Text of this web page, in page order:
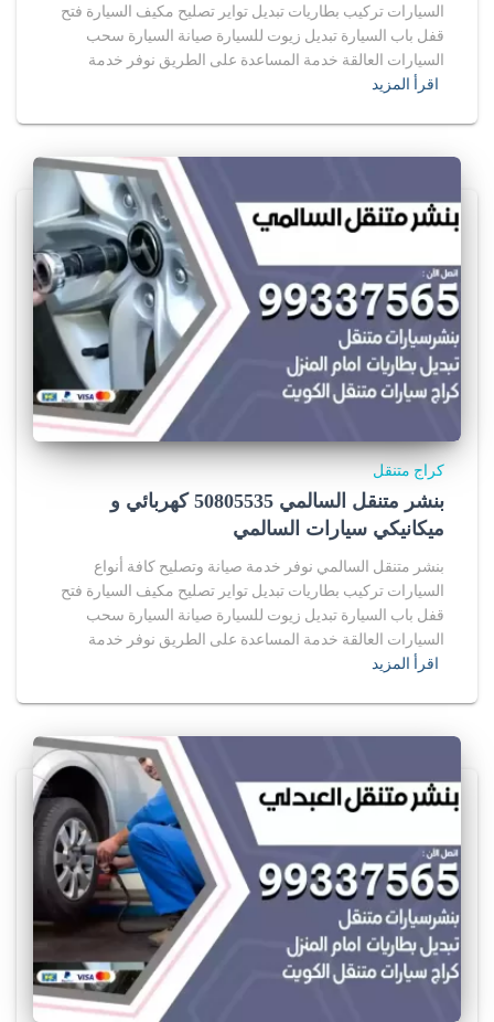
السيارات تركيب بطاريات تبديل تواير تصليح مكيف السيارة فتح
قفل باب السيارة تبديل زيوت للسيارة صيانة السيارة سحب
السيارات العالقة خدمة المساعدة على الطريق نوفر خدمة
اقرأ المزيد
كراج متنقل
بنشر متنقل السالمي 50805535‬ كهربائي و
ميكانيكي سيارات السالمي
بنشر متنقل السالمي نوفر خدمة صيانة وتصليح كافة أنواع
السيارات تركيب بطاريات تبديل تواير تصليح مكيف السيارة فتح
قفل باب السيارة تبديل زيوت للسيارة صيانة السيارة سحب
السيارات العالقة خدمة المساعدة على الطريق نوفر خدمة
اقرأ المزيد